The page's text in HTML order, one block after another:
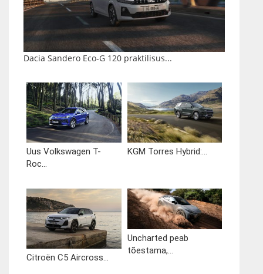
Dacia Sandero Eco-G 120 praktilisus...
Uus Volkswagen T-
Roc...
KGM Torres Hybrid:...
Citroën C5 Aircross...
Uncharted peab
tõestama,...